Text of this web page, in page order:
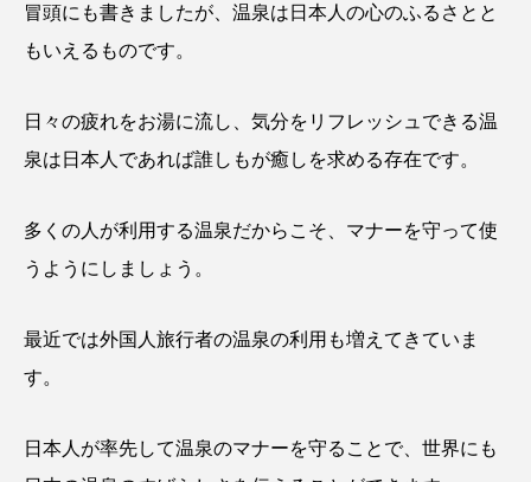
冒頭にも書きましたが、温泉は日本人の心のふるさとと
もいえるものです。
日々の疲れをお湯に流し、気分をリフレッシュできる温
泉は日本人であれば誰しもが癒しを求める存在です。
多くの人が利用する温泉だからこそ、マナーを守って使
うようにしましょう。
最近では外国人旅行者の温泉の利用も増えてきていま
す。
日本人が率先して温泉のマナーを守ることで、世界にも